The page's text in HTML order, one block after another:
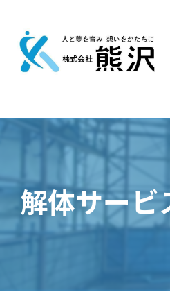
解体サー